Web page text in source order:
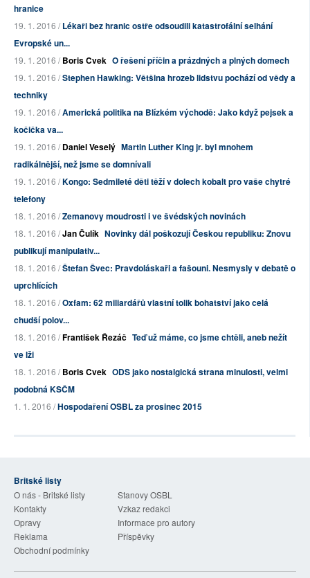
hranice
19. 1. 2016 /Lékaři bez hranic ostře odsoudili katastrofální selhání
Evropské un...
19. 1. 2016 /Boris Cvek O řešení příčin a prázdných a plných domech
19. 1. 2016 /Stephen Hawking: Většina hrozeb lidstvu pochází od vědy a
techniky
19. 1. 2016 /Americká politika na Blízkém východě: Jako když pejsek a
kočička va...
19. 1. 2016 /Daniel Veselý Martin Luther King jr. byl mnohem
radikálnější, než jsme se domnívali
19. 1. 2016 /Kongo: Sedmileté děti těží v dolech kobalt pro vaše chytré
telefony
18. 1. 2016 /Zemanovy moudrosti i ve švédských novinách
18. 1. 2016 /Jan Čulík Novinky dál poškozují Českou republiku: Znovu
publikují manipulativ...
18. 1. 2016 /Štefan Švec: Pravdoláskaři a fašouni. Nesmysly v debatě o
uprchlících
18. 1. 2016 /Oxfam: 62 miliardářů vlastní tolik bohatství jako celá
chudší polov...
18. 1. 2016 /František Řezáč Teď už máme, co jsme chtěli, aneb nežít
ve lži
18. 1. 2016 /Boris Cvek ODS jako nostalgická strana minulosti, velmi
podobná KSČM
1. 1. 2016 /Hospodaření OSBL za prosinec 2015
Britské listy
O nás - Britské listy
Stanovy OSBL
Kontakty
Vzkaz redakci
Opravy
Informace pro autory
Reklama
Příspěvky
Obchodní podmínky